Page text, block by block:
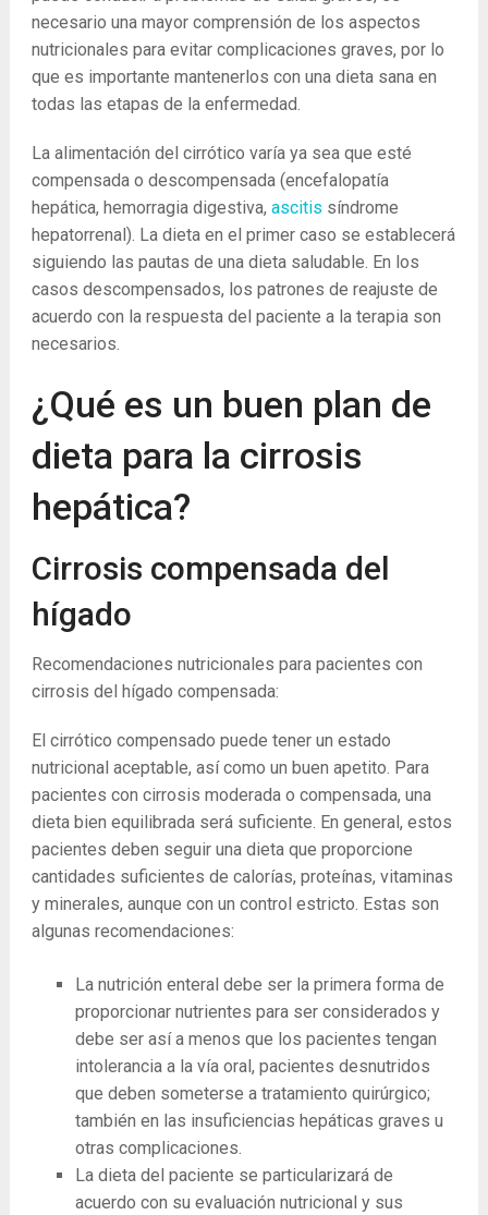
necesario una mayor comprensión de los aspectos
nutricionales para evitar complicaciones graves, por lo
que es importante mantenerlos con una dieta sana en
todas las etapas de la enfermedad.
La alimentación del cirrótico varía ya sea que esté
compensada o descompensada (encefalopatía
hepática, hemorragia digestiva, ascitis síndrome
hepatorrenal). La dieta en el primer caso se establecerá
siguiendo las pautas de una dieta saludable. En los
casos descompensados, los patrones de reajuste de
acuerdo con la respuesta del paciente a la terapia son
necesarios.
¿Qué es un buen plan de
dieta para la cirrosis
hepática?
Cirrosis compensada del
hígado
Recomendaciones nutricionales para pacientes con
cirrosis del hígado compensada:
El cirrótico compensado puede tener un estado
nutricional aceptable, así como un buen apetito. Para
pacientes con cirrosis moderada o compensada, una
dieta bien equilibrada será suficiente. En general, estos
pacientes deben seguir una dieta que proporcione
cantidades suficientes de calorías, proteínas, vitaminas
y minerales, aunque con un control estricto. Estas son
algunas recomendaciones:
La ​​nutrición enteral debe ser la primera forma de
proporcionar nutrientes para ser considerados y
debe ser así a menos que los pacientes tengan
intolerancia a la vía oral, pacientes desnutridos
que deben someterse a tratamiento quirúrgico;
también en las insuficiencias hepáticas graves u
otras complicaciones.
La dieta del paciente se particularizará de
acuerdo con su evaluación nutricional y sus